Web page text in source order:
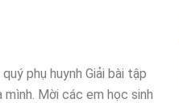
phụ huynh Giải bài tập
Mời các em học sinh